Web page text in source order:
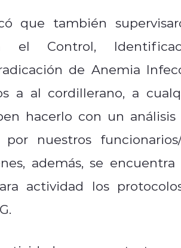
que también
el Control,
de Anemia
a al cordillerano, a
hacerlo con un
por nuestros
además, se
actividad los